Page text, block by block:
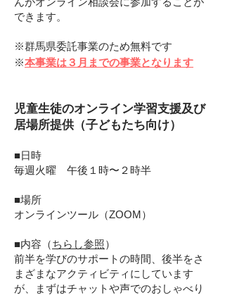
できます。
※群馬県委託事業のため無料です
※本事業は３月までの事業となります
児童生徒のオンライン学習支援及び
居場所提供（子どもたち向け）
■日時
毎週火曜 午後１時〜２時半
■場所
オンラインツール（ZOOM）
■内容（ちらし参照）
前半を学びのサポートの時間、後半をさ
まざまなアクティビティにしています
が、まずはチャットや声でのおしゃべり